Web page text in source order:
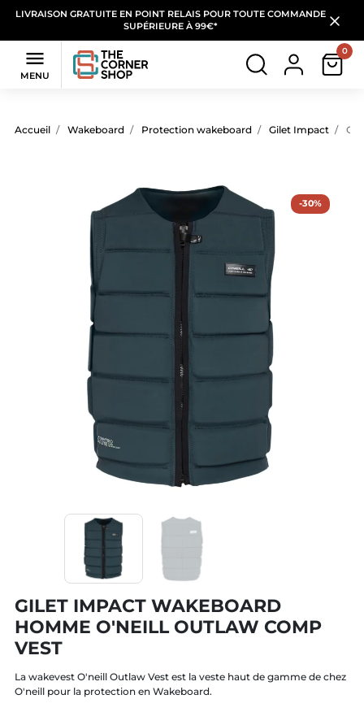
LIVRAISON GRATUITE EN POINT RELAIS POUR TOUTE COMMANDE
SUPÉRIEURE À 99€*

MENU
0
Accueil Wakeboard Protection wakeboard Gilet Impact
-30%
GILET IMPACT WAKEBOARD
HOMME O'NEILL OUTLAW COMP
VEST
La wakevest O'neill Outlaw Vest est la veste haut de gamme de chez
O'neill pour la protection en Wakeboard.